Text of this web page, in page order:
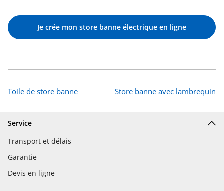
Je crée mon store banne électrique en ligne
Toile de store banne Store banne avec lambrequin
Service
Transport et délais
Garantie
Devis en ligne